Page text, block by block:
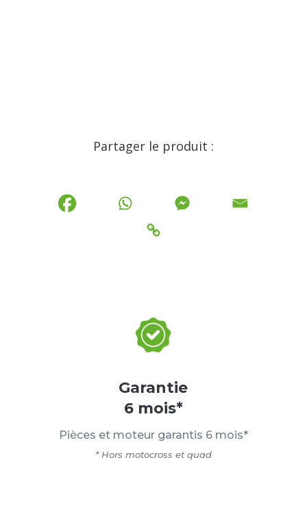
Partager le produit :
Garantie
6 mois*
Pièces et moteur garantis 6 mois*
* Hors motocross et quad